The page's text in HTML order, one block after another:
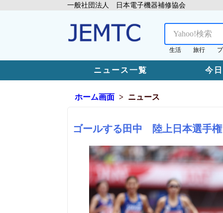
一般社団法人 日本電子機器補修協会
生活 旅行
ニュース一覧 今
ホーム画面 ニュース
ゴールする田中 陸上日本選手権